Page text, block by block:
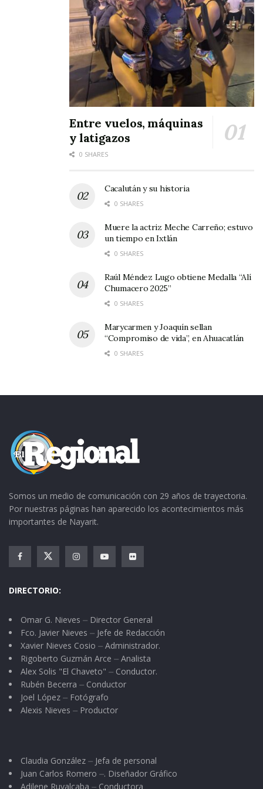
En su gira por Ixtlán, Castañeda Ulloa realizó
visitas domiciliarias en algunos asentamientos
de la zona urbana, además de sostener un
encuentro masivo con militantes y
simpatizantes de Acción Nacional, en un
conocido centro social que se sitúa en el mero
corazón de Ixtlán.
Heriberto Castañeda (centro), junto con el ex
presidente de Ixtlán, Salvador Muñoz Hernández
(derecha).
ofreció gestionar los recursos para realizar
componen esta demarcación, en coordinación
con las autoridades federales, estatales y
municipales.
Heriberto Castañeda escuchó los
planteamientos de los habitantes de Ixtlán,
profesional y desde el ámbito del servicio
público, incluyendo por supuesto su paso por la
presidencia municipal de Xalisco.
En el marco de su gira, reiteró también su
propósito de luchar desde el Congreso de la
Unión por mejores leyes, pero para impulsar
también acciones de beneficio social,
comprometiéndose además a ser un diputado
de pueblo y no solamente de escritorio.
Entre vuelos, máquinas
y latigazos
0 SHARES
Cacalután y su historia
0 SHARES
Muere la actriz Meche Carreño; estuvo
un tiempo en Ixtlán
0 SHARES
Raúl Méndez Lugo obtiene Medalla “Alí
Chumacero 2025”
0 SHARES
Marycarmen y Joaquín sellan
“Compromiso de vida”, en Ahuacatlán
0 SHARES
Somos un medio de comunicación con 29 años de trayectoria.
Por nuestras páginas han aparecido los acontecimientos más
importantes de Nayarit.
DIRECTORIO:
Omar G. Nieves ⏤ Director General
Fco. Javier Nieves ⏤ Jefe de Redacción
Xavier Nieves Cosio ⏤ Administrador.
Rigoberto Guzmán Arce ⏤ Analista
Alex Solis "El Chaveto" ⏤ Conductor.
Rubén Becerra ⏤ Conductor
Joel López ⏤ Fotógrafo
Alexis Nieves ⏤ Productor
Claudia González ⏤ Jefa de personal
Juan Carlos Romero ⏤. Diseñador Gráfico
Adilene Ruvalcaba ⏤ Conductora